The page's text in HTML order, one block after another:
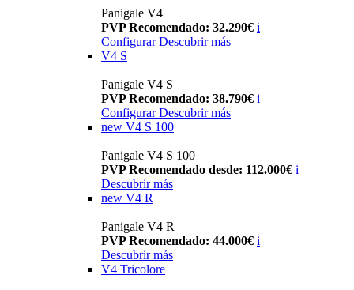
Panigale V4
PVP Recomendado: 32.290€ i
Configurar Descubrir más
V4 S
Panigale V4 S
PVP Recomendado: 38.790€ i
Configurar Descubrir más
new V4 S 100
Panigale V4 S 100
PVP Recomendado desde: 112.000€ i
Descubrir más
new V4 R
Panigale V4 R
PVP Recomendado: 44.000€ i
Descubrir más
V4 Tricolore